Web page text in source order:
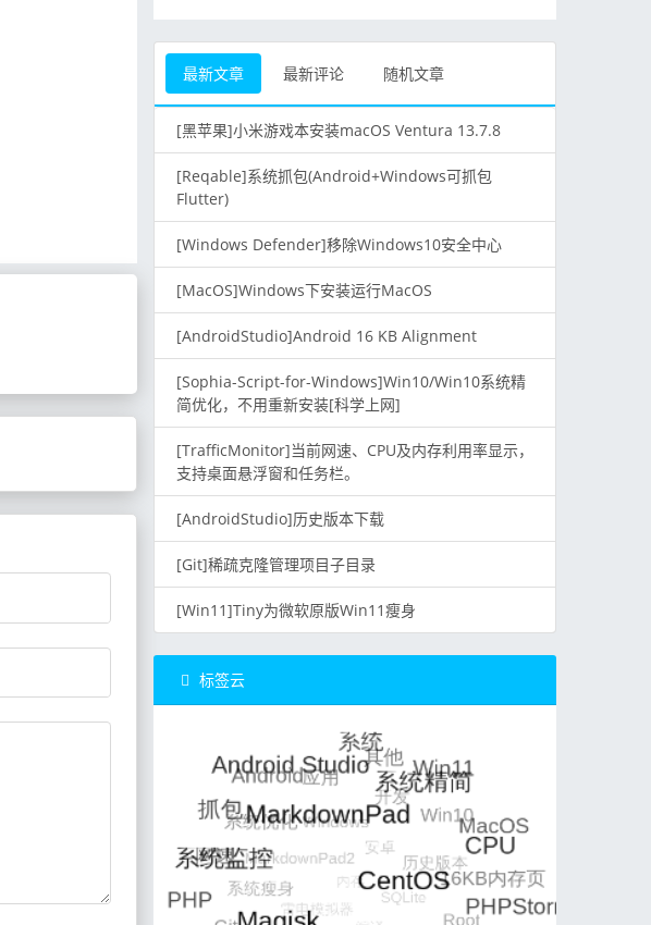
最新文章 最新评论 随机文章
[黑苹果]小米游戏本安装macOS Ventura 13.7.8
[Reqable]系统抓包(Android+Windows可抓包
Flutter)
[Windows Defender]移除Windows10安全中心
[MacOS]Windows下安装运行MacOS
[AndroidStudio]Android 16 KB Alignment
[Sophia-Script-for-Windows]Win10/Win10系统精
简优化，不用重新安装[科学上网]
[TrafficMonitor]当前网速、CPU及内存利用率显示，
支持桌面悬浮窗和任务栏。
[AndroidStudio]历史版本下载
[Git]稀疏克隆管理项目子目录
[Win11]Tiny为微软原版Win11瘦身
标签云